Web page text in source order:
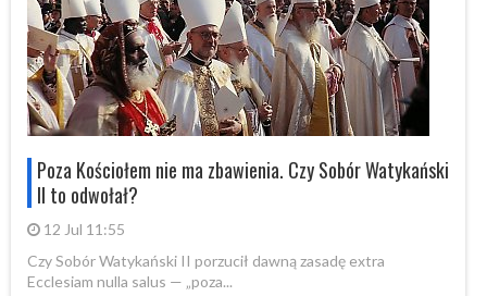
Poza Kościołem nie ma zbawienia. Czy Sobór Watykański
II to odwołał?
12 Jul 11:55
Czy Sobór Watykański II porzucił dawną zasadę extra
Ecclesiam nulla salus — „poza...